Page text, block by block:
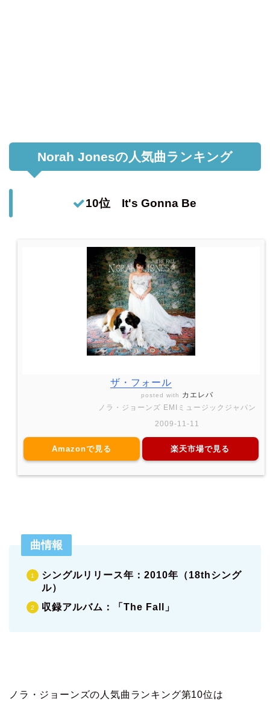
Norah Jonesの人気曲ランキング
10位 It's Gonna Be
ザ・フォール
posted with カエレバ
ノラ・ジョーンズ EMIミュージックジャパン
2009-11-11
Amazonで見る 楽天市場で見る
曲情報
シングルリリース年：2010年（18thシング
ル）
収録アルバム：「The Fall」
ノラ・ジョーンズの人気曲ランキング第10位は